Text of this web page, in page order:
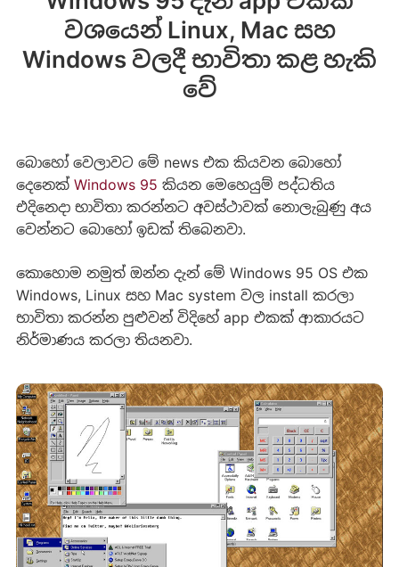
වශයෙන් Linux, Mac සහ
Windows වලදී භාවිතා කළ හැකි
වේ
බොහෝ වෙලාවට මේ news එක කියවන බොහෝ
දෙනෙක් Windows 95 කියන මෙහෙයුම් පද්ධතිය
එදිනෙදා භාවිතා කරන්නට අවස්ථාවක් නොලැබුණු අය
වෙන්නට බොහෝ ඉඩක් තිබෙනවා.
කොහොම නමුත් ඔන්න දැන් මේ Windows 95 OS එක
Windows, Linux සහ Mac system වල install කරලා
භාවිතා කරන්න පුළුවන් විදිහේ app එකක් ආකාරයට
නිර්මාණය කරලා තියනවා.